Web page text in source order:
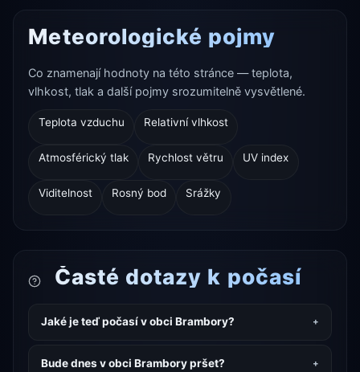
Meteorologické pojmy
Co znamenají hodnoty na této stránce — teplota,
vlhkost, tlak a další pojmy srozumitelně vysvětlené.
Teplota vzduchu Relativní vlhkost
Atmosférický tlak Rychlost větru UV index
Viditelnost Rosný bod Srážky
Časté dotazy k počasí
Jaké je teď počasí v obci Brambory?
Bude dnes v obci Brambory pršet?